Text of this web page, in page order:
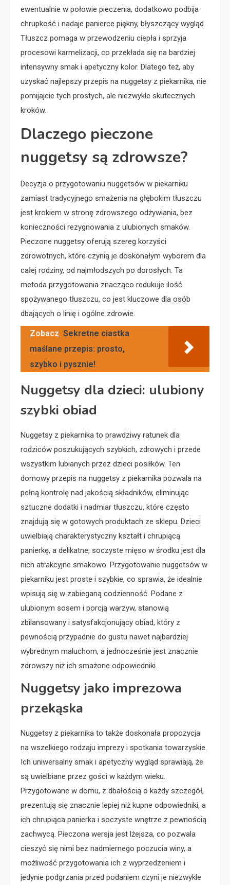
ewentualnie w połowie pieczenia, dodatkowo podbija
chrupkość i nadaje panierce piękny, błyszczący wygląd.
Tłuszcz pomaga w przewodzeniu ciepła i sprzyja
procesowi karmelizacji, co przekłada się na bardziej
intensywny smak i apetyczny kolor. Dlatego też, aby
uzyskać najlepszy przepis na nuggetsy z piekarnika, nie
pomijajcie tych prostych, ale niezwykle skutecznych
kroków.
Dlaczego pieczone
nuggetsy są zdrowsze?
Decyzja o przygotowaniu nuggetsów w piekarniku
zamiast tradycyjnego smażenia na głębokim tłuszczu
jest krokiem w stronę zdrowszego odżywiania, bez
konieczności rezygnowania z ulubionych smaków.
Pieczone nuggetsy oferują szereg korzyści
zdrowotnych, które czynią je doskonałym wyborem dla
całej rodziny, od najmłodszych po dorosłych. Ta
metoda przygotowania znacząco redukuje ilość
spożywanego tłuszczu, co jest kluczowe dla osób
dbających o linię i ogólne zdrowie.
Zobacz Sekretne ciastka
maślane przepis: prosto,
szybko i pysznie!
Nuggetsy dla dzieci: ulubiony
szybki obiad
Nuggetsy z piekarnika to prawdziwy ratunek dla
rodziców poszukujących szybkich, zdrowych i przede
wszystkim lubianych przez dzieci posiłków. Ten
domowy przepis na nuggetsy z piekarnika pozwala na
pełną kontrolę nad jakością składników, eliminując
sztuczne dodatki i nadmiar tłuszczu, które często
znajdują się w gotowych produktach ze sklepu. Dzieci
uwielbiają charakterystyczny kształt i chrupiącą
panierkę, a delikatne, soczyste mięso w środku jest dla
nich atrakcyjne smakowo. Przygotowanie nuggetsów w
piekarniku jest proste i szybkie, co sprawia, że idealnie
wpisują się w zabieganą codzienność. Podane z
ulubionym sosem i porcją warzyw, stanowią
zbilansowany i satysfakcjonujący obiad, który z
pewnością przypadnie do gustu nawet najbardziej
wybrednym maluchom, a jednocześnie jest znacznie
zdrowszy niż ich smażone odpowiedniki.
Nuggetsy jako imprezowa
przekąska
Nuggetsy z piekarnika to także doskonała propozycja
na wszelkiego rodzaju imprezy i spotkania towarzyskie.
Ich uniwersalny smak i apetyczny wygląd sprawiają, że
są uwielbiane przez gości w każdym wieku.
Przygotowane w domu, z dbałością o każdy szczegół,
prezentują się znacznie lepiej niż kupne odpowiedniki, a
ich chrupiąca panierka i soczyste wnętrze z pewnością
zachwycą. Pieczona wersja jest lżejsza, co pozwala
cieszyć się nimi bez nadmiernego poczucia winy, a
możliwość przygotowania ich z wyprzedzeniem i
jedynie podgrzania przed podaniem czyni je niezwykle